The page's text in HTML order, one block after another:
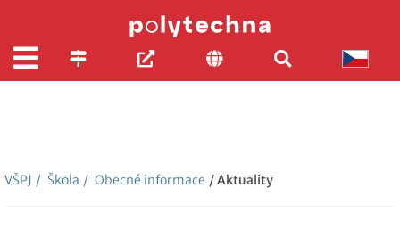
VŠPJ / Škola / Obecné informace / Aktuality